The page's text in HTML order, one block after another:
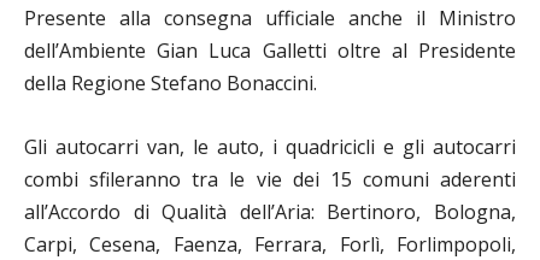
Presente alla consegna ufficiale anche il Ministro
dell’Ambiente Gian Luca Galletti oltre al Presidente
della Regione Stefano Bonaccini.
Gli autocarri van, le auto, i quadricicli e gli autocarri
combi sfileranno tra le vie dei 15 comuni aderenti
all’Accordo di Qualità dell’Aria: Bertinoro, Bologna,
Carpi, Cesena, Faenza, Ferrara, Forlì, Forlimpopoli,